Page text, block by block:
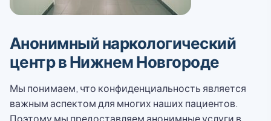
Анонимный наркологический
центр в Нижнем Новгороде
Мы понимаем, что конфиденциальность является
важным аспектом для многих наших пациентов.
Поэтому мы предоставляем анонимные услуги в